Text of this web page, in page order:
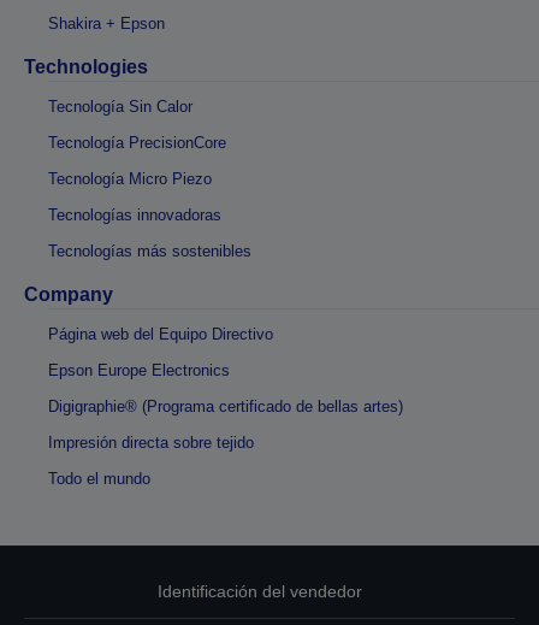
Shakira + Epson
Technologies
Tecnología Sin Calor
Tecnología PrecisionCore
Tecnología Micro Piezo
Tecnologías innovadoras
Tecnologías más sostenibles
Company
Página web del Equipo Directivo
Epson Europe Electronics
Digigraphie® (Programa certificado de bellas artes)
Impresión directa sobre tejido
Todo el mundo
Identificación del vendedor